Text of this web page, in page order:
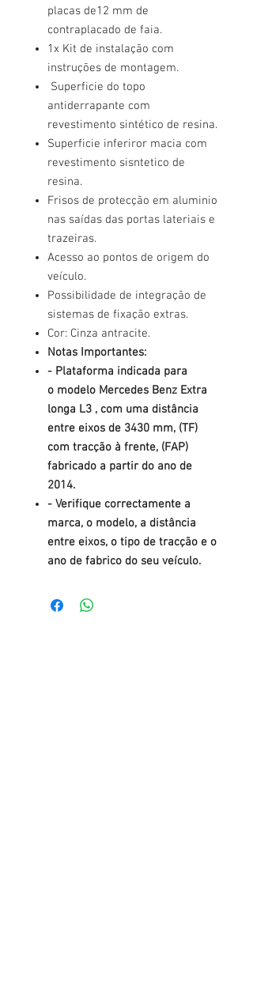
placas de12 mm de
contraplacado de faia.
1x Kit de instalação com
instruções de montagem.
Superficie do topo
antiderrapante com
revestimento sintético de resina.
Superficie inferiror macia com
revestimento sisntetico de
resina.
Frisos de protecção em aluminio
nas saídas das portas lateriais e
trazeiras.
Acesso ao pontos de origem do
veículo.
Possibilidade de integração de
sistemas de fixação extras.
Cor: Cinza antracite.
Notas Importantes:
- Plataforma indicada para
o modelo Mercedes Benz Extra
longa L3 , com uma distância
entre eixos de 3430 mm, (TF)
com tracção à frente, (FAP)
fabricado a partir do ano de
2014.
- Verifique correctamente a
marca, o modelo, a distância
entre eixos, o tipo de tracção e o
ano de fabrico do seu veículo.